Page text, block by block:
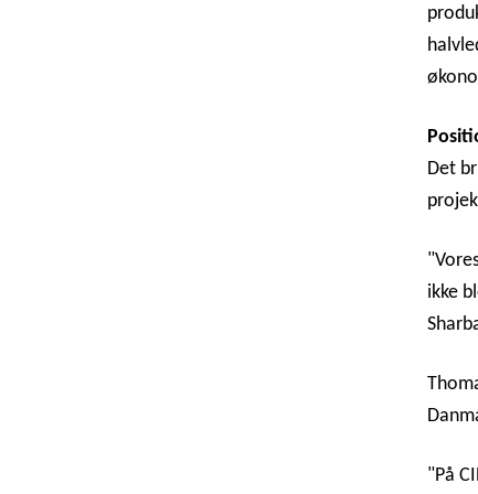
Det
ikke
"På